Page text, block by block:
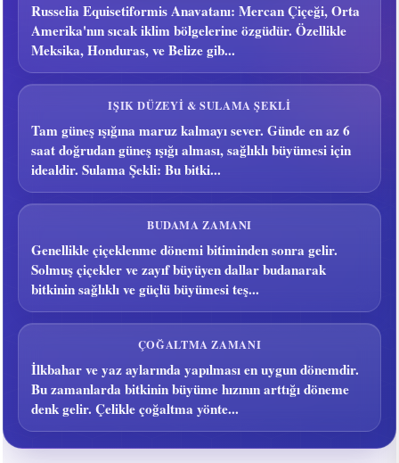
Russelia Equisetiformis Anavatanı: Mercan Çiçeği, Orta
Amerika'nın sıcak iklim bölgelerine özgüdür. Özellikle
Meksika, Honduras, ve Belize gib...
IŞIK DÜZEYI & SULAMA ŞEKLI
Tam güneş ışığına maruz kalmayı sever. Günde en az 6
saat doğrudan güneş ışığı alması, sağlıklı büyümesi için
idealdir. Sulama Şekli: Bu bitki...
BUDAMA ZAMANI
Genellikle çiçeklenme dönemi bitiminden sonra gelir.
Solmuş çiçekler ve zayıf büyüyen dallar budanarak
bitkinin sağlıklı ve güçlü büyümesi teş...
ÇOĞALTMA ZAMANI
İlkbahar ve yaz aylarında yapılması en uygun dönemdir.
Bu zamanlarda bitkinin büyüme hızının arttığı döneme
denk gelir. Çelikle çoğaltma yönte...